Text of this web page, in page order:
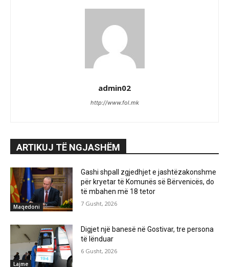
admin02
http://www.fol.mk
ARTIKUJ TË NGJASHËM
Maqedoni
Gashi shpall zgjedhjet e jashtëzakonshme
për kryetar të Komunës së Bërvenicës, do
të mbahen më 18 tetor
7 Gusht, 2026
Lajme
Digjet një banesë në Gostivar, tre persona
të lënduar
6 Gusht, 2026